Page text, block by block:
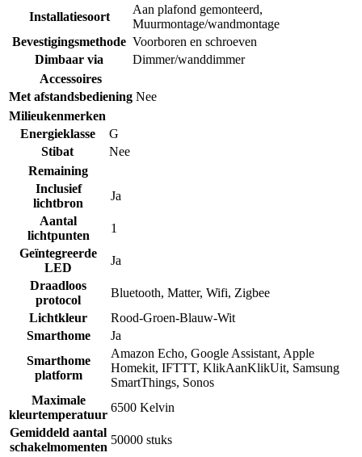
Installatiesoort
Aan plafond gemonteerd,
Muurmontage/wandmontage
Bevestigingsmethode Voorboren en schroeven
Dimbaar via
Dimmer/wanddimmer
Accessoires
Met afstandsbediening Nee
Milieukenmerken
Energieklasse
G
Stibat
Nee
Remaining
Inclusief
lichtbron
Ja
Aantal
lichtpunten
1
Geïntegreerde
LED
Ja
Draadloos
protocol
Bluetooth, Matter, Wifi, Zigbee
Lichtkleur
Rood-Groen-Blauw-Wit
Smarthome
Ja
Smarthome
platform
Amazon Echo, Google Assistant, Apple
Homekit, IFTTT, KlikAanKlikUit, Samsung
SmartThings, Sonos
Maximale
kleurtemperatuur
6500 Kelvin
Gemiddeld aantal
schakelmomenten
50000 stuks